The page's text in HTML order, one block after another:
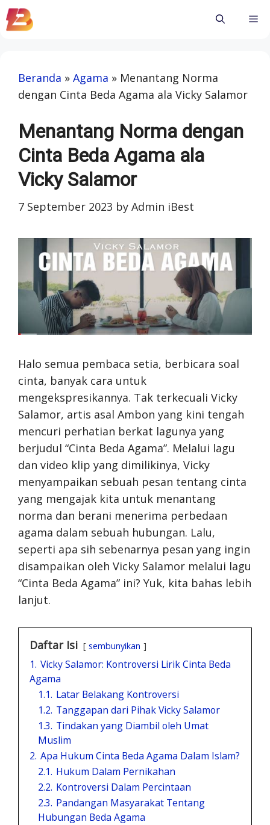
Skip
to
Beranda » Agama » Menantang Norma
dengan Cinta Beda Agama ala Vicky Salamor
Menantang Norma dengan
Cinta Beda Agama ala
Vicky Salamor
7 September 2023 by Admin iBest
Halo semua pembaca setia, berbicara soal
cinta, banyak cara untuk
mengekspresikannya. Tak terkecuali Vicky
Salamor, artis asal Ambon yang kini tengah
mencuri perhatian berkat lagunya yang
berjudul “Cinta Beda Agama”. Melalui lagu
dan video klip yang dimilikinya, Vicky
menyampaikan sebuah pesan tentang cinta
yang mengajak kita untuk menantang
norma dan berani menerima perbedaan
agama dalam sebuah hubungan. Lalu,
seperti apa sih sebenarnya pesan yang ingin
disampaikan oleh Vicky Salamor melalui lagu
“Cinta Beda Agama” ini? Yuk, kita bahas lebih
lanjut.
Daftar Isi sembunyikan
1. Vicky Salamor: Kontroversi Lirik Cinta Beda
Agama
1.1. Latar Belakang Kontroversi
1.2. Tanggapan dari Pihak Vicky Salamor
1.3. Tindakan yang Diambil oleh Umat
Muslim
2. Apa Hukum Cinta Beda Agama Dalam Islam?
2.1. Hukum Dalam Pernikahan
2.2. Kontroversi Dalam Percintaan
2.3. Pandangan Masyarakat Tentang
Hubungan Beda Agama